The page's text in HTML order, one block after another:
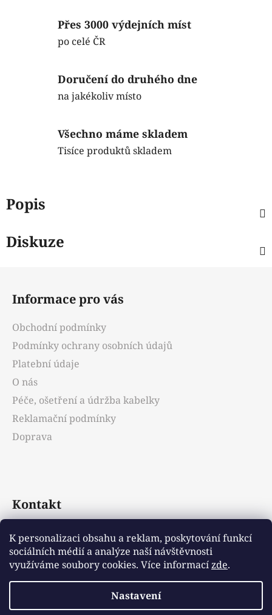
K personalizaci obsahu a reklam, poskytování funkcí
sociálních médií a analýze naší návštěvnosti
využíváme soubory cookies. Více informacízde.
Nastavení
Přes 3000 výdejních míst
po celé ČR
Doručení do druhého dne
na jakékoliv místo
Všechno máme skladem
Tisíce produktů skladem
Popis
Diskuze
Informace pro vás
Obchodní podmínky
Podmínky ochrany osobních údajů
Platební údaje
O nás
Péče, ošetření a údržba kabelky
Reklamační podmínky
Doprava
Kontakt
info@emotys.cz
+421903231812